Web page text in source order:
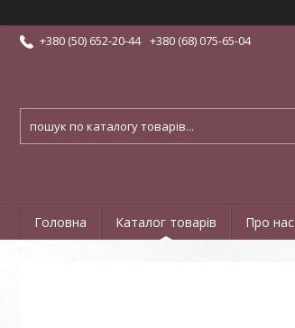
+380 (50) 652-20-44 +380 (68) 075-65-04
Головна Каталог товарів Про нас